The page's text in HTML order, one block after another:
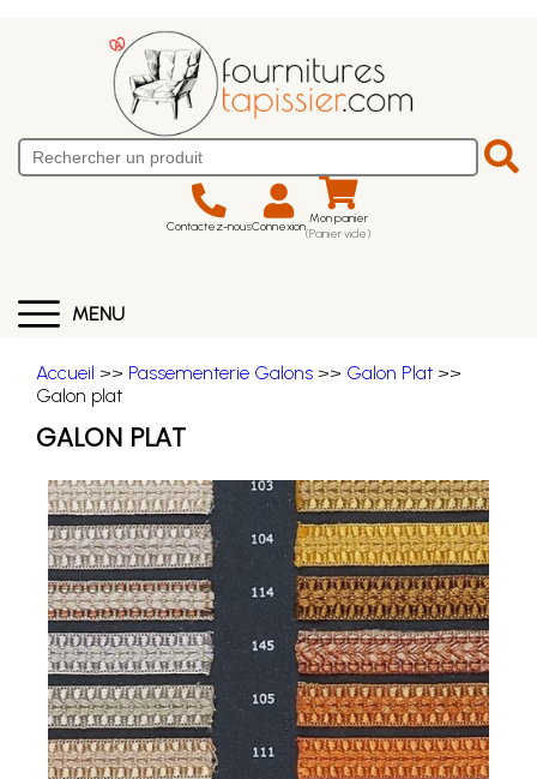
Contactez-nousConnexion Mon panier
(Panier vide)
MENU
Accueil >> Passementerie Galons >> Galon Plat >>
Galon plat
GALON PLAT